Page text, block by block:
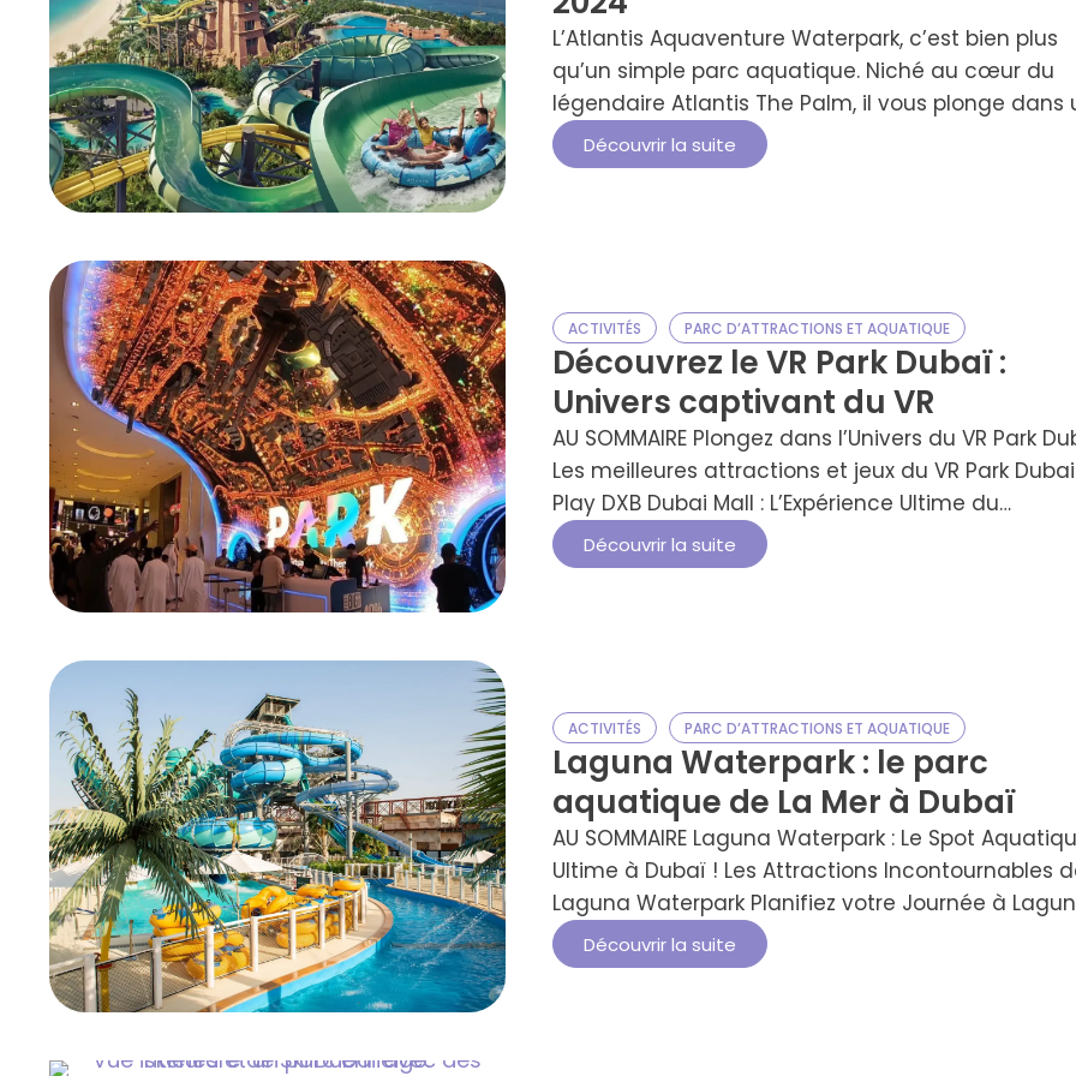
L’Atlantis Aquaventure Waterpark, c’est bien plus
qu’un simple parc aquatique. Niché au cœur du
légendaire Atlantis The Palm, il vous plonge dans
monde où adrénaline, détente et luxe cohabitent à
merveille.Que vous soyez en quête de sensations
Découvrir la suite
ACTIVITÉS PARC D’ATTRACTIONS ET AQUATIQUE
Découvrez le VR Park Dubaï :
Univers captivant du VR
AU SOMMAIRE Plongez dans l’Univers du VR Park
Les meilleures attractions et jeux du VR Park Dubai
Play DXB Dubai Mall : L’Expérience Ultime du
Divertissement Horaires & Infos Pratiques – Play
Dubai Mall Un Emplacement Stratégique au Cœur
Découvrir la suite
ACTIVITÉS PARC D’ATTRACTIONS ET AQUATIQUE
Laguna Waterpark : le parc
aquatique de La Mer à Dubaï
AU SOMMAIRE Laguna Waterpark : Le Spot
Ultime à Dubaï ! Les Attractions Incontournables
Laguna Waterpark Planifiez votre Journée à
Waterpark Astuces pour Profiter à 100% de Laguna
Waterpark Activités Incontournables à Deux Pas de
Découvrir la suite